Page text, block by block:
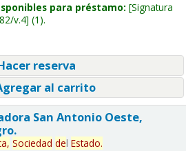
para préstamo: Signatura
v.4 (1).
reserva
al carrito
San Antonio Oeste,
Sociedad del Estado.